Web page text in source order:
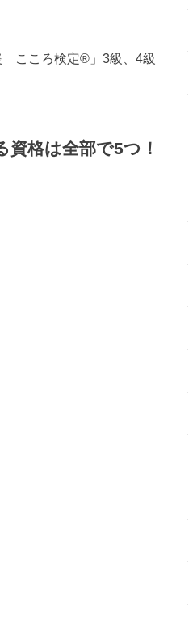
こころ検定®」3級、4級
格は全部で5つ！